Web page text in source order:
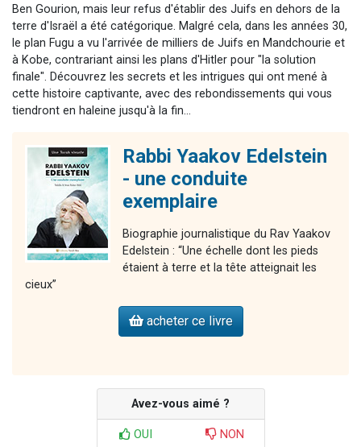
Ben Gourion, mais leur refus d'établir des Juifs en dehors de la
terre d'Israël a été catégorique. Malgré cela, dans les années 30,
le plan Fugu a vu l'arrivée de milliers de Juifs en Mandchourie et
à Kobe, contrariant ainsi les plans d'Hitler pour "la solution
finale". Découvrez les secrets et les intrigues qui ont mené à
cette histoire captivante, avec des rebondissements qui vous
tiendront en haleine jusqu'à la fin...
Rabbi Yaakov Edelstein
- une conduite
exemplaire
Biographie journalistique du Rav Yaakov
Edelstein : “Une échelle dont les pieds
étaient à terre et la tête atteignait les
cieux”
acheter ce livre
Avez-vous aimé ?
OUI NON